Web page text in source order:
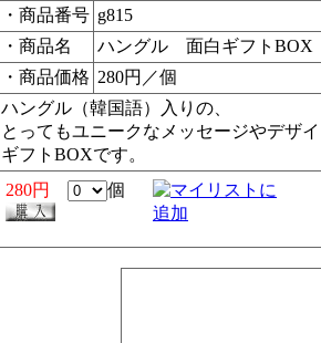
・商品番号 g815
・商品名
ハングル 面白ギフトBOX
・商品価格 280円／個
ハングル（韓国語）入りの、
とってもユニークなメッセージやデザ
ギフトBOXです。
280円
個